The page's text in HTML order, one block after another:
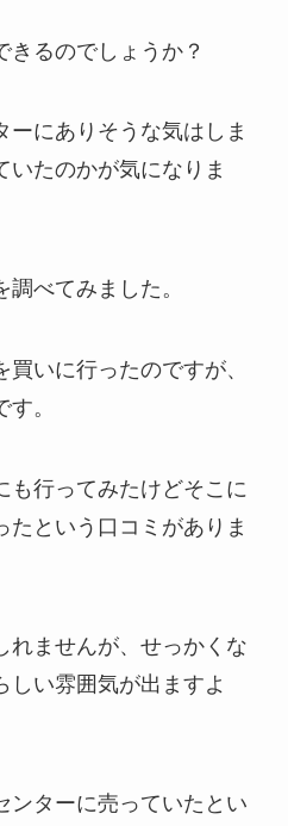
きるのでしょうか？
ーにありそうな気はしま
いたのかが気になりま
べてみました。
いに行ったのですが、
。
も行ってみたけどそこに
たという口コミがありま
れませんが、せっかくな
しい雰囲気が出ますよ
ンターに売っていたとい